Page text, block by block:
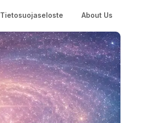
Tietosuojaseloste About Us